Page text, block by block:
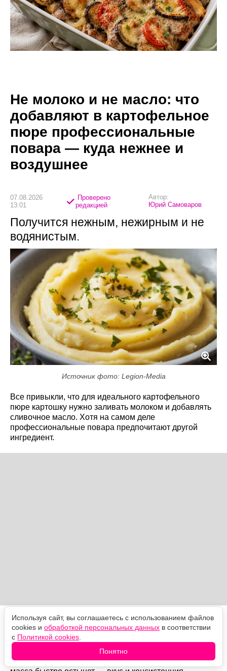
Не молоко и не масло: что
добавляют в картофельное
пюре профессиональные
повара — куда нежнее и
воздушнее
07.08.2026
13:01
Проверено
редакцией
Автор:
Юрий Самоваров
Получится нежным, нежирным и не
водянистым.
Источник фото: Legion-Media
Все привыкли, что для идеального картофельного
пюре картошку нужно заливать молоком и добавлять
сливочное масло. Хотя на самом деле
профессиональные повара предпочитают другой
ингредиент.
Речь идет о горячих сливках. Благодаря большей
жирности они делают картофель нежным и кремовым
даже в небольшом количестве. Но ключевое —
сливки должны быть горячими. Если в только что
сваренную картошку добавить холодную жидкость,
Используя сайт, вы соглашаетесь с использованием файлов
cookies и обработкой персональных данных в соответствии
с Политикой cookies
Понятно